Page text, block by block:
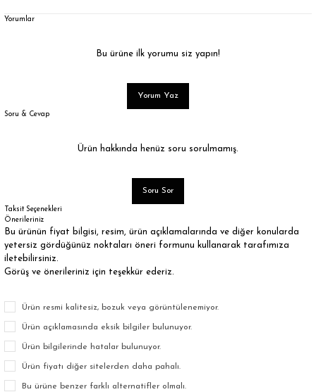
Yorumlar
Bu ürüne ilk yorumu siz yapın!
Yorum Yaz
Soru & Cevap
Ürün hakkında henüz soru sorulmamış.
Soru Sor
Taksit Seçenekleri
Önerileriniz
Bu ürünün fiyat bilgisi, resim, ürün açıklamalarında ve diğer konularda
yetersiz gördüğünüz noktaları öneri formunu kullanarak tarafımıza
iletebilirsiniz.
Görüş ve önerileriniz için teşekkür ederiz.
Ürün resmi kalitesiz, bozuk veya görüntülenemiyor.
Ürün açıklamasında eksik bilgiler bulunuyor.
Ürün bilgilerinde hatalar bulunuyor.
Ürün fiyatı diğer sitelerden daha pahalı.
Bu ürüne benzer farklı alternatifler olmalı.